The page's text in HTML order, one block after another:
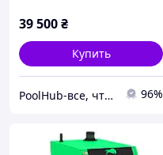
39 500₴
Купить
PoolHub-все, что нужно для бассейнов 96%